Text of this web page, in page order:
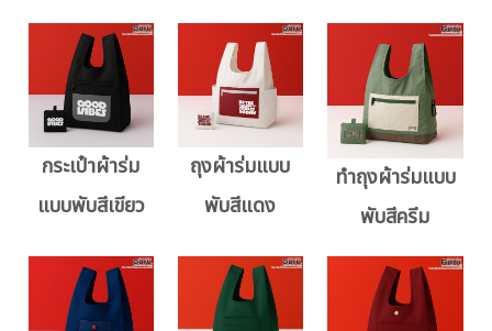
กระเป๋าผ้าร่ม
แบบพับสีเขียว
ถุงผ้าร่มแบบ
พับสีแดง
ทำถุงผ้าร่มแบบ
พับสีครีม